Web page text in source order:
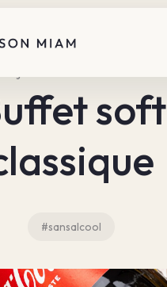
soft
#sansalcool